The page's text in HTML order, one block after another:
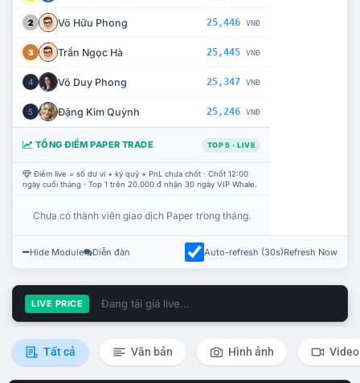
2 Võ Hữu Phong 25,446 VNĐ
3 Trần Ngọc Hà 25,445 VNĐ
4 Võ Duy Phong 25,347 VNĐ
5 Đặng Kim Quỳnh 25,246 VNĐ
TỔNG ĐIỂM PAPER TRADE TOP 5 · LIVE
Điểm live = số dư ví + ký quỹ + PnL chưa chốt · Chốt 12:00
ngày cuối tháng · Top 1 trên 20.000 đ nhận 30 ngày VIP Whale.
Chưa có thành viên giao dịch Paper trong tháng.
Hide Module Diễn đàn Auto-refresh (30s)Refresh Now
LIVE PRICE Đang tải giá live...
Tất cả Văn bản Hình ảnh Video